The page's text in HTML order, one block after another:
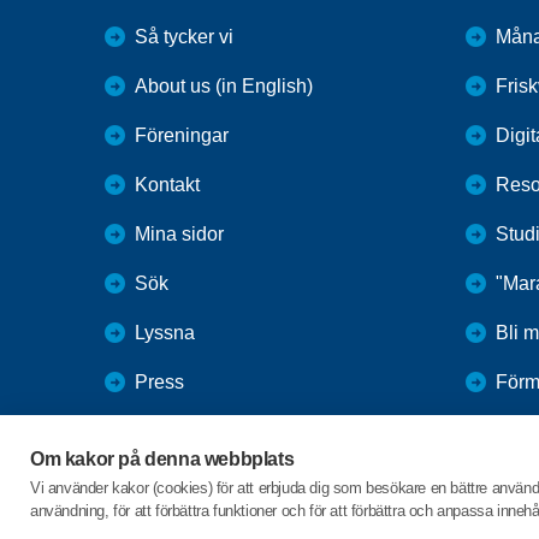
Om kakor på denna webbplats
Vi använder kakor (cookies) för att erbjuda dig som besökare en bättre
användning, för att förbättra funktioner och för att förbättra och anpassa
Så tycker vi
About us (in English)
Föreningar
Kontakt
Mina sidor
Sök
Lyssna
Press
SPF Seniorernas intranät
Bli